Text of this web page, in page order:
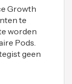
Growth
te
worden
Pods.
geen